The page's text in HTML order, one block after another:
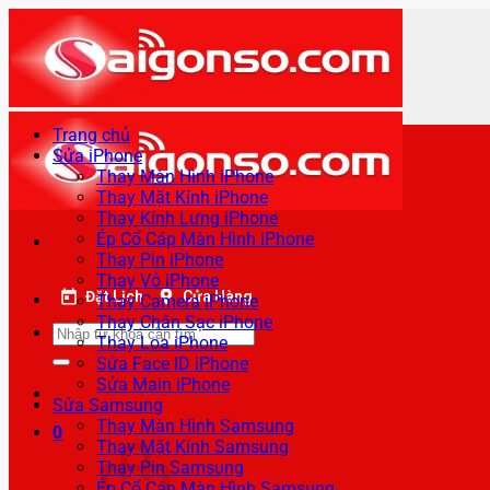
qua
nội
dung
Đặt Lịch Cửa Hàng
Tìm
kiếm:
0
Trang chủ
Sửa iPhone
Thay Màn Hình iPhone
Thay Mặt Kính iPhone
Thay Kính Lưng iPhone
Ép Cổ Cáp Màn Hình iPhone
Thay Pin iPhone
Thay Vỏ iPhone
Thay Camera iPhone
Thay Chân Sạc iPhone
Thay Loa iPhone
Sửa Face ID iPhone
Sửa Main iPhone
Sửa Samsung
Thay Màn Hình Samsung
Thay Mặt Kính Samsung
Thay Pin Samsung